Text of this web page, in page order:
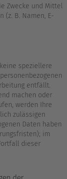
Zwecke und Mittel
(z. B. Namen, E-
speziellere
entfällt.
machen oder
werden Ihre
zulässigen
Daten haben
im
dieser